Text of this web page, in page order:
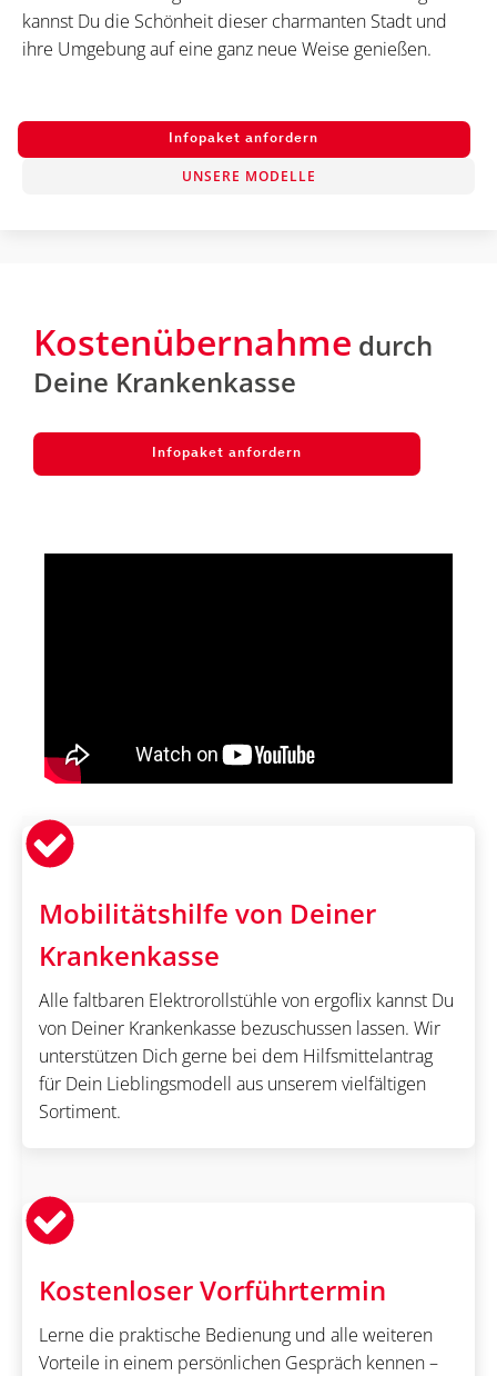
kannst Du die Schönheit dieser charmanten Stadt und
ihre Umgebung auf eine ganz neue Weise genießen.
Infopaket anfordern
UNSERE MODELLE
Kostenübernahme durch
Deine Krankenkasse
Infopaket anfordern
Mobilitätshilfe von Deiner
Krankenkasse
Alle faltbaren Elektrorollstühle von ergoflix kannst Du
von Deiner Krankenkasse bezuschussen lassen. Wir
unterstützen Dich gerne bei dem Hilfsmittelantrag
für Dein Lieblingsmodell aus unserem vielfältigen
Sortiment.
Kostenloser Vorführtermin
Lerne die praktische Bedienung und alle weiteren
Vorteile in einem persönlichen Gespräch kennen –